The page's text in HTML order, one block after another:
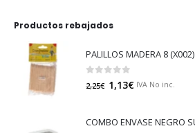
Productos rebajados
PALILLOS MADERA 8 (X002)
out of 5
2,25€ 1,13€ IVA No inc.